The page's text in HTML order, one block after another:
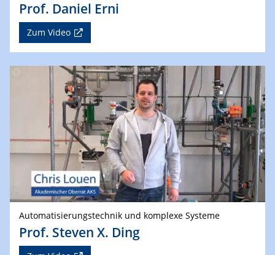
Prof. Daniel Erni
Zum Video
Automatisierungstechnik und komplexe Systeme
Prof. Steven X. Ding